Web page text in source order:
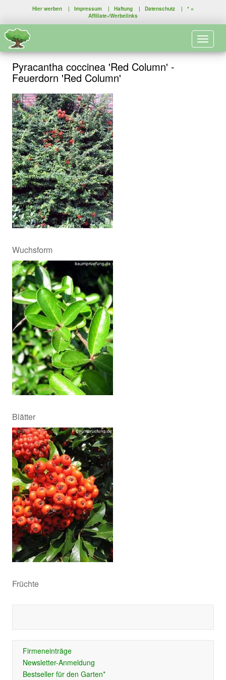
Hier werben | Impressum | Haftung | Datenschutz | * =
Affiliate-/Werbelinks
Pyracantha coccinea 'Red Column' -
Feuerdorn 'Red Column'
Wuchsform
Blätter
Früchte
Firmeneinträge
Newsletter-Anmeldung
Bestseller für den Garten*